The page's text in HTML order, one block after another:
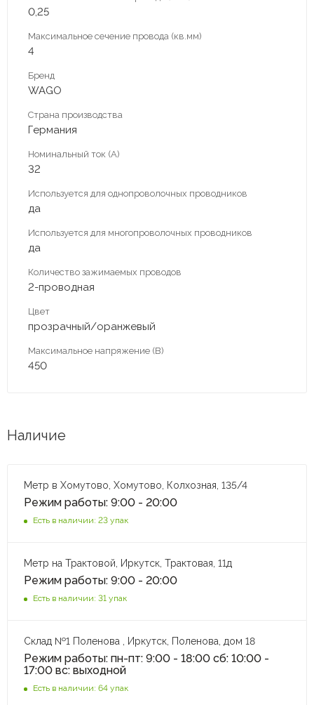
0,25
Максимальное сечение провода (кв.мм)
4
Бренд
WAGO
Страна производства
Германия
Номинальный ток (А)
32
Используется для однопроволочных проводников
да
Используется для многопроволочных проводников
да
Количество зажимаемых проводов
2-проводная
Цвет
прозрачный/оранжевый
Максимальное напряжение (В)
450
Наличие
Метр в Хомутово, Хомутово, Колхозная, 135/4
Режим работы: 9:00 - 20:00
Есть в наличии: 23 упак
Метр на Трактовой, Иркутск, Трактовая, 11д
Режим работы: 9:00 - 20:00
Есть в наличии: 31 упак
Склад №1 Поленова , Иркутск, Поленова, дом 18
Режим работы: пн-пт: 9:00 - 18:00 сб: 10:00 -
17:00 вс: выходной
Есть в наличии: 64 упак